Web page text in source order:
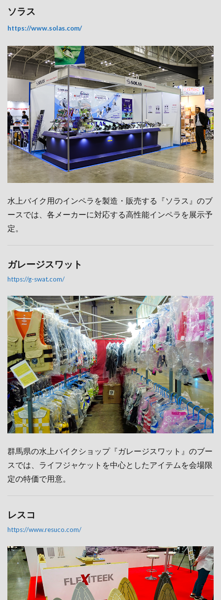
ソラス
https://www.solas.com/
水上バイク用のインペラを製造・販売する『ソラス』のブ
ースでは、各メーカーに対応する高性能インペラを展示予
定。
ガレージスワット
https://g-swat.com/
群馬県の水上バイクショップ『ガレージスワット』のブー
スでは、ライフジャケットを中心としたアイテムを会場限
定の特価で用意。
レスコ
https://www.resuco.com/